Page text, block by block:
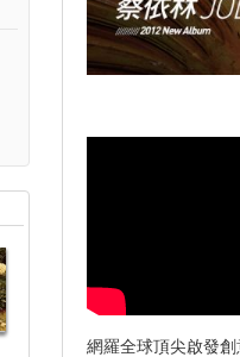
讓愛傳出去(單
什麼什麼(單
網羅全球頂尖啟發